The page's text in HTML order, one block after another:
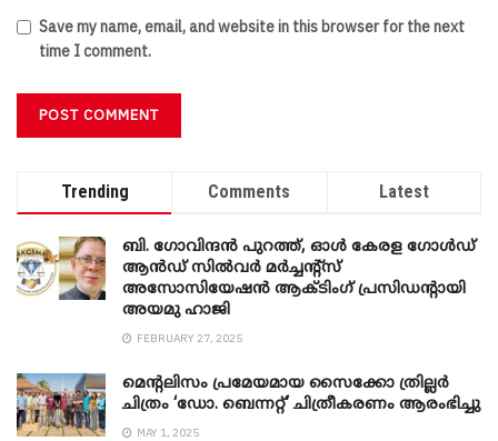
Save my name, email, and website in this browser for the next
time I comment.
Trending Comments Latest
ബി. ​ഗോവിന്ദൻ പുറത്ത്, ഓൾ കേരള ഗോൾഡ്
ആൻഡ് സിൽവർ മർച്ചന്റ്സ്
അസോസിയേഷൻ ആക്ടിംഗ് പ്രസിഡന്റായി
അയമു ഹാജി
FEBRUARY 27, 2025
മെന്‍റലിസം പ്രമേയമായ സൈക്കോ ത്രില്ലർ
ചിത്രം ‘ഡോ. ബെന്നറ്റ്’ ചിത്രീകരണം ആരംഭിച്ചു
MAY 1, 2025